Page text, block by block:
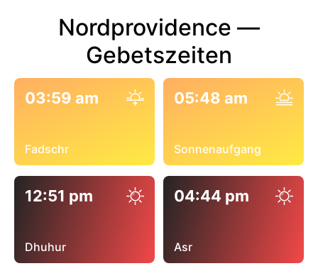
Nordprovidence —
Gebetszeiten
03:59 am
Fadschr
05:48 am
Sonnenaufgang
12:51 pm
Dhuhur
04:44 pm
Asr